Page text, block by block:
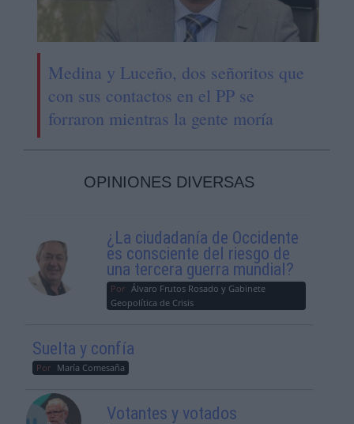
Medina y Luceño, dos señoritos que
con sus contactos en el PP se
forraron mientras la gente moría
OPINIONES DIVERSAS
¿La ciudadanía de Occidente
es consciente del riesgo de
una tercera guerra mundial?
Por Álvaro Frutos Rosado y Gabinete
Geopolítica de Crisis
Suelta y confía
Por María Comesaña
Votantes y votados